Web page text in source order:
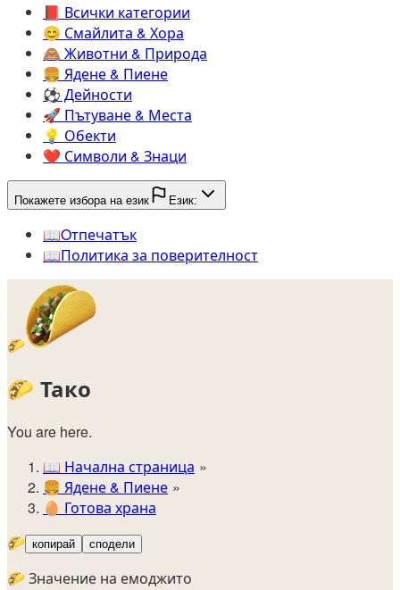
📕️ Всички категории
😊️ Смайлита & Хора
🙈️ Животни & Природа
🍔️ Ядене & Пиене
⚽️ Дейности
🚀️ Пътуване & Места
💡️ Обекти
❤️ Символи & Знаци
Покажете избора на език Език:
📖️Oтпечатък
📖️Политика за поверителност
🌮
🌮 Тако
You are here.
📖 Начална страница
🍔️ Ядене & Пиене
🥚 Готова храна
🌮 копирай сподели
🌮 Значение на емоджито